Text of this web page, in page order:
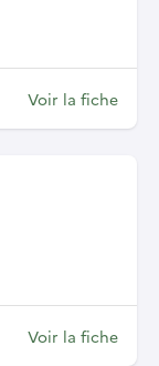
Voir la fiche
Voir la fiche